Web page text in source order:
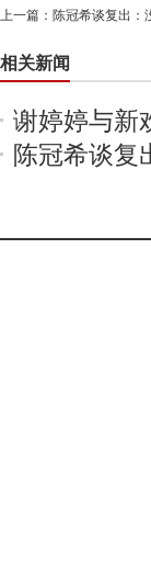
上一篇： 陈冠希谈复出：
相关新闻
谢婷婷与新
陈冠希谈复